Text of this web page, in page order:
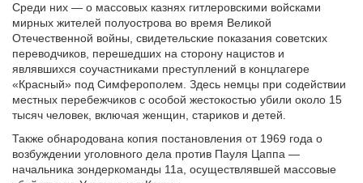
Среди них — о массовых казнях гитлеровскими войсками
мирных жителей полуострова во время Великой
Отечественной войны, свидетельские показания советских
переводчиков, перешедших на сторону нацистов и
являвшихся соучастниками преступлений в концлагере
«Красный» под Симферополем. Здесь немцы при содействии
местных перебежчиков с особой жестокостью убили около 15
тысяч человек, включая женщин, стариков и детей.
Также обнародована копия постановления от 1969 года о
возбуждении уголовного дела против Пауля Цаппа —
начальника зондеркоманды 11a, осуществлявшей массовые